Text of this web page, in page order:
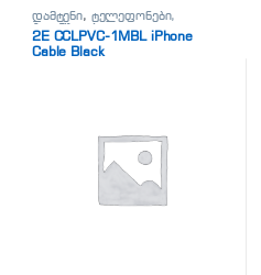
დამტენი, ტელეფონები,
პლანშეტები,
აქსესუარები,ტელევიზორი
2E CCLPVC-1MBL iPhone
Cable Black